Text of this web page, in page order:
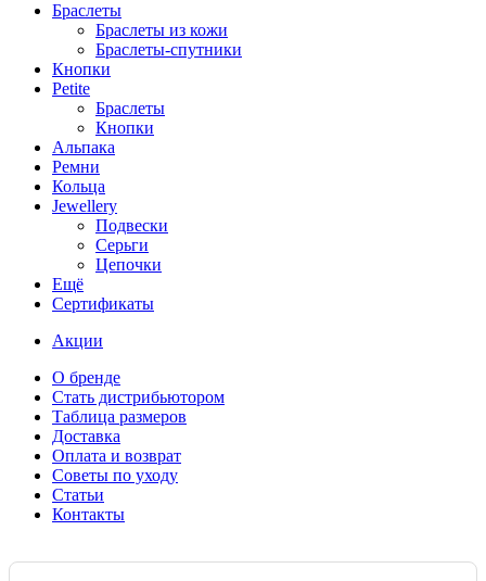
Браслеты
Браслеты из кожи
Браслеты-спутники
Кнопки
Petite
Браслеты
Кнопки
Альпака
Ремни
Кольца
Jewellery
Подвески
Серьги
Цепочки
Ещё
Сертификаты
Акции
О бренде
Стать дистрибьютором
Таблица размеров
Доставка
Оплата и возврат
Советы по уходу
Статьи
Контакты